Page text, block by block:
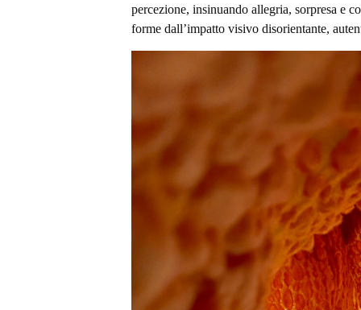
percezione, insinuando allegria, sorpresa e
forme dall’impatto visivo disorientante,